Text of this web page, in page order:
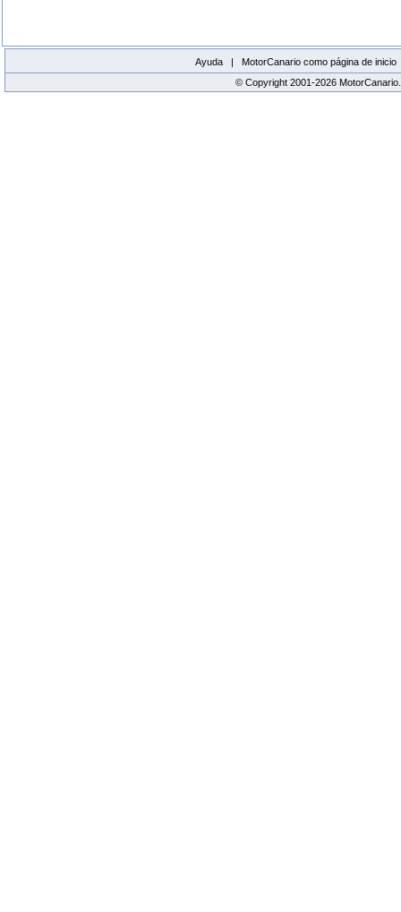
Ayuda | MotorCanario como página de inicio
© Copyright 2001-2026